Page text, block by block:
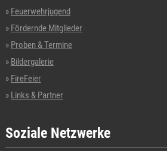
Feuerwehrjugend
Fördernde Mitglieder
Proben & Termine
Bildergalerie
FireFeier
Links & Partner
Soziale Netzwerke